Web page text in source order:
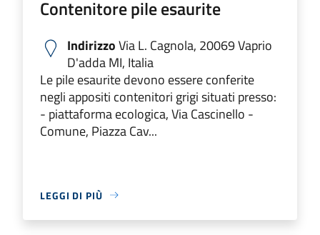
Contenitore pile esaurite
IndirizzoVia L. Cagnola, 20069 Vaprio
D'adda MI, Italia
Le pile esaurite devono essere conferite
negli appositi contenitori grigi situati presso:
- piattaforma ecologica, Via Cascinello -
Comune, Piazza Cav...
LEGGI DI PIÙ